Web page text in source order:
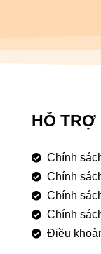
HỖ
Chính
Chính
Chính
Chính
Điều